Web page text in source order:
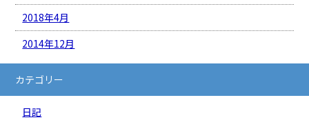
2018年4月
2014年12月
カテゴリー
日記